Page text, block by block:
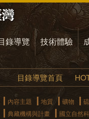
錄導覽 技術體驗
目錄導覽首頁
內容主題 地質 礦物
典藏機構與計畫 國立自然